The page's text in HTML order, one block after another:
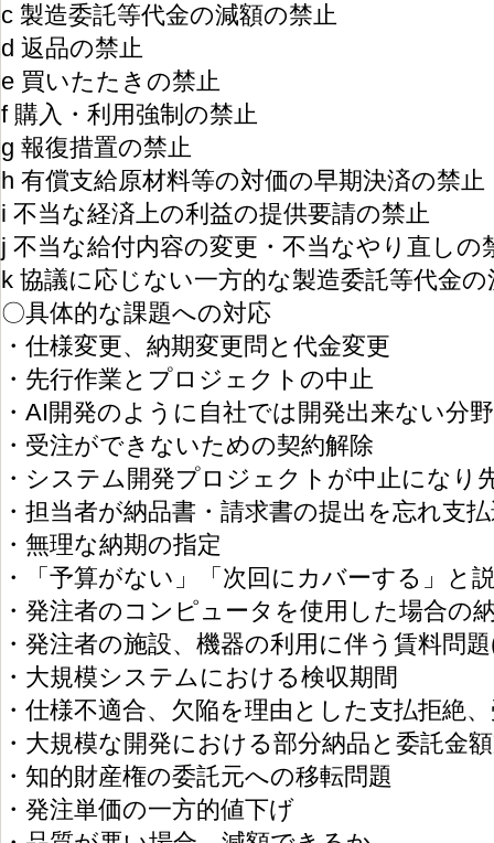
c 製造委託等代⾦の減額の禁⽌
d 返品の禁⽌
e 買いたたきの禁⽌
f 購⼊・利⽤強制の禁⽌
g 報復措置の禁⽌
h 有償⽀給原材料等の対価の早期決済の禁⽌
i 不当な経済上の利益の提供要請の禁⽌
j 不当な給付内容の変更・不当なやり直しの
k 協議に応じない⼀⽅的な製造委託等代⾦
〇具体的な課題への対応
・仕様変更、納期変更問と代金変更
・先行作業とプロジェクトの中止
・AI開発のように自社では開発出来ない分
・受注ができないための契約解除
・システム開発プロジェクトが中止になり
・担当者が納品書・請求書の提出を忘れ支
・無理な納期の指定
・「予算がない」「次回にカバーする」と
・発注者のコンピュータを使用した場合の
・発注者の施設、機器の利用に伴う賃料問
・大規模システムにおける検収期間
・仕様不適合、欠陥を理由とした支払拒絶
・大規模な開発における部分納品と委託金
・知的財産権の委託元への移転問題
・発注単価の一方的値下げ